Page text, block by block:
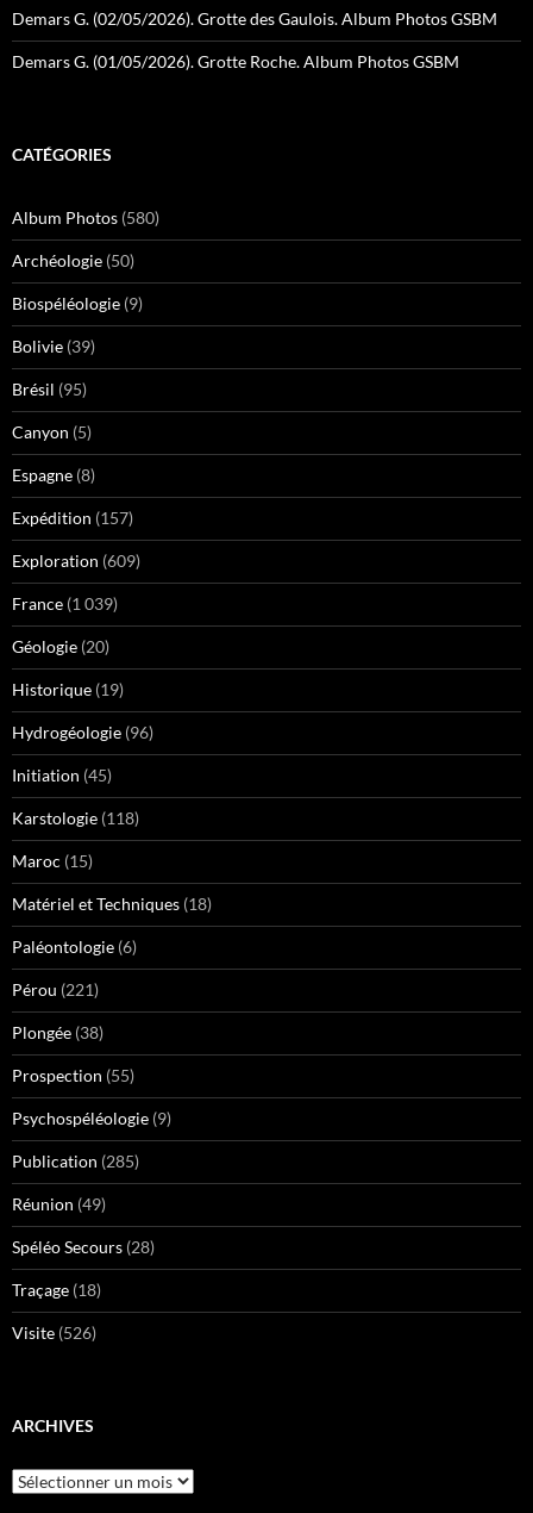
Demars G. (02/05/2026). Grotte des Gaulois. Album Photos GSBM
Demars G. (01/05/2026). Grotte Roche. Album Photos GSBM
CATÉGORIES
Album Photos (580)
Archéologie (50)
Biospéléologie (9)
Bolivie (39)
Brésil (95)
Canyon (5)
Espagne (8)
Expédition (157)
Exploration (609)
France (1 039)
Géologie (20)
Historique (19)
Hydrogéologie (96)
Initiation (45)
Karstologie (118)
Maroc (15)
Matériel et Techniques (18)
Paléontologie (6)
Pérou (221)
Plongée (38)
Prospection (55)
Psychospéléologie (9)
Publication (285)
Réunion (49)
Spéléo Secours (28)
Traçage (18)
Visite (526)
ARCHIVES
Archives